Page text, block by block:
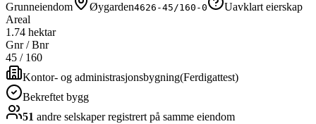
Grunneiendom
Øygarden4626-45/160-0
Uavklart eierskap
Areal
1.74 hektar
Gnr / Bnr
45 / 160
Kontor- og administrasjonsbygning(Ferdigattest)
Bekreftet bygg
51 andre selskaperregistrert på samme eiendom